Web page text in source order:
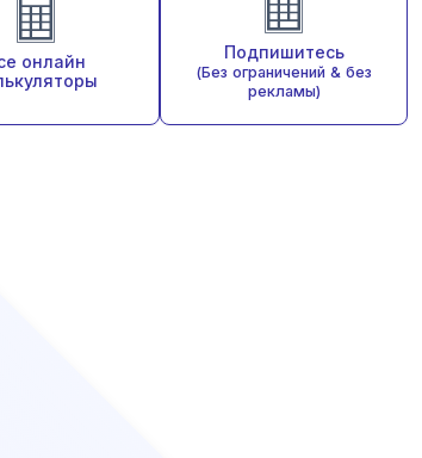
онлайн
Подпишитесь
(Без ограничений & без
рекламы)